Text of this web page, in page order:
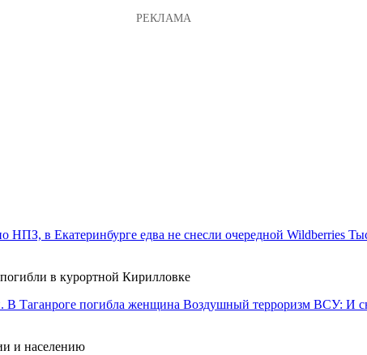
в курортной Кирилловке
Воздушный терроризм ВСУ: И
и населению